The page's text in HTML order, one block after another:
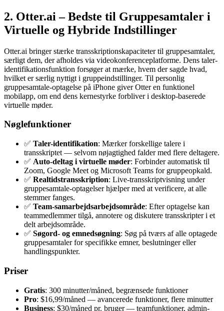
2. Otter.ai – Bedste til Gruppesamtaler i
Virtuelle og Hybride Indstillinger
Otter.ai bringer stærke transskriptionskapaciteter til gruppesamtaler,
særligt dem, der afholdes via videokonferenceplatforme. Dens taler-
identifikationsfunktion forsøger at mærke, hvem der sagde hvad,
hvilket er særlig nyttigt i gruppeindstillinger. Til personlig
gruppesamtale-optagelse på iPhone giver Otter en funktionel
mobilapp, om end dens kernestyrke forbliver i desktop-baserede
virtuelle møder.
Nøglefunktioner
✅ Taler-identifikation: Mærker forskellige talere i
transskriptet — selvom nøjagtighed falder med flere deltagere.
✅ Auto-deltag i virtuelle møder: Forbinder automatisk til
Zoom, Google Meet og Microsoft Teams for gruppeopkald.
✅ Realtidstransskription: Live-transskriptvisning under
gruppesamtale-optagelser hjælper med at verificere, at alle
stemmer fanges.
✅ Team-samarbejdsarbejdsområde: Efter optagelse kan
teammedlemmer tilgå, annotere og diskutere transskripter i et
delt arbejdsområde.
✅ Søgord- og emnedsøgning: Søg på tværs af alle optagede
gruppesamtaler for specifikke emner, beslutninger eller
handlingspunkter.
Priser
Gratis: 300 minutter/måned, begrænsede funktioner
Pro: $16,99/måned — avancerede funktioner, flere minutter
Business: $30/måned pr. bruger — teamfunktioner, admin-